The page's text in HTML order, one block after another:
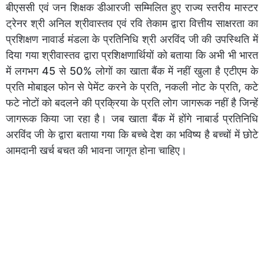
बीएससी एवं जन शिक्षक डीआरजी सम्मिलित हुए राज्य स्तरीय मास्टर
ट्रेनर श्री अनिल श्रीवास्तव एवं रवि तेकाम द्वारा वित्तीय साक्षरता का
प्रशिक्षण नावार्ड मंडला के प्रतिनिधि श्री अरविंद जी की उपस्थिति में
दिया गया श्रीवास्तव द्वारा प्रशिक्षणार्थियों को बताया कि अभी भी भारत
में लगभग 45 से 50% लोगों का खाता बैंक में नहीं खुला है एटीएम के
प्रति मोबाइल फोन से पेमेंट करने के प्रति, नकली नोट के प्रति, कटे
फटे नोटों को बदलने की प्रक्रिया के प्रति लोग जागरूक नहीं है जिन्हें
जागरूक किया जा रहा है। जब खाता बैंक में होंगे नाबार्ड प्रतिनिधि
अरविंद जी के द्वारा बताया गया कि बच्चे देश का भविष्य है बच्चों में छोटे
आमदानी खर्च बचत की भावना जागृत होना चाहिए।